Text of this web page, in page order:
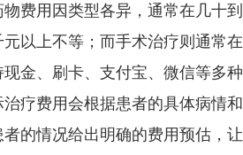
费用因类型各异，通常在几十到
以上不等；而手术治疗则通常在
金、刷卡、支付宝、微信等多种
疗费用会根据患者的具体病情和
的情况给出明确的费用预估，让